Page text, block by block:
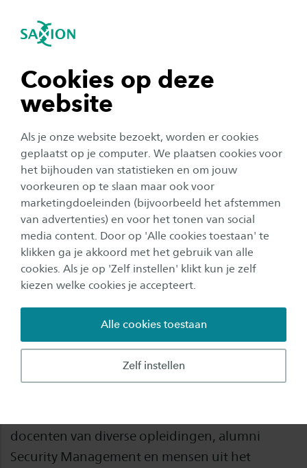
Cookies op deze
website
Als je onze website bezoekt, worden er cookies
geplaatst op je computer. We plaatsen cookies voor
het bijhouden van statistieken en om jouw
voorkeuren op te slaan maar ook voor
marketingdoeleinden (bijvoorbeeld het afstemmen
van advertenties) en voor het tonen van social
media content. Door op 'Alle cookies toestaan' te
klikken ga je akkoord met het gebruik van alle
cookies. Als je op 'Zelf instellen' klikt kun je zelf
kiezen welke cookies je accepteert.
Zelf instellen
Alle cookies toestaan
Navigatie openen
tonen
tonen
tonen
tonen
sluiten
Corporate
Eén jaar na invoering nieuwe
privacywetgeving: 'Rol van
individu blijft centraal'
Auteur:
Tom Wassink
Publicatiedatum:
25 mei 2019 Leestijd: Minuten
Te veel bedrijven zagen de AVG als een risico, in
plaats van een kans: dat was de conclusie die
vrijdagmiddag werd getrokken tijdens het
docenten van diverse opleidingen, alumni
Security Management en mensen uit het